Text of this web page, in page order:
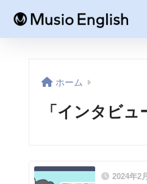
ホーム
「インタビ
2024年2